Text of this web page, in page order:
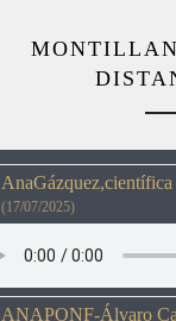
(17/07/2025)
ANAPONF-Álvaro